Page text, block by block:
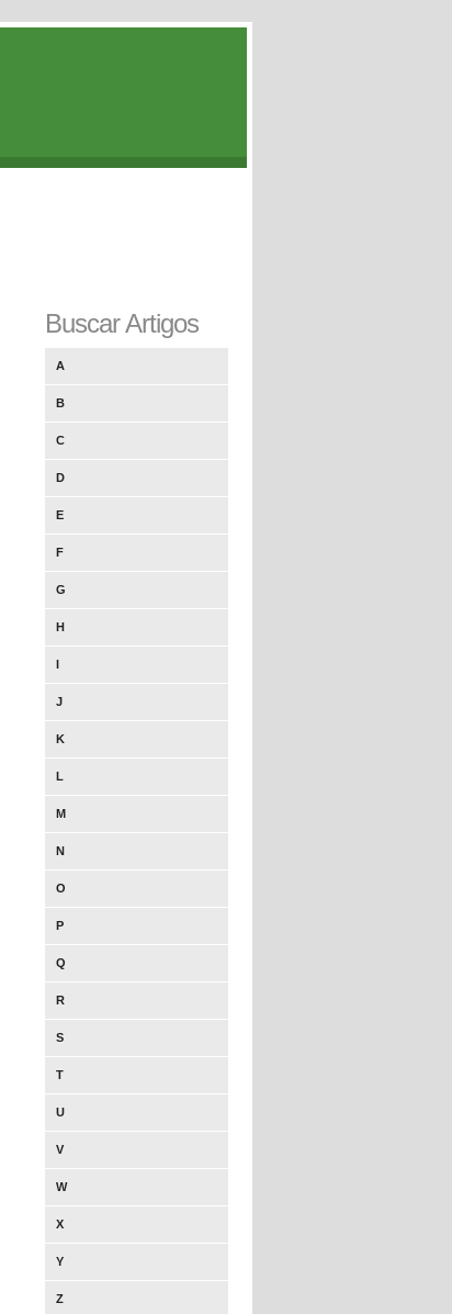
Buscar Artigos
A
B
C
D
E
F
G
H
I
J
K
L
M
N
O
P
Q
R
S
T
U
V
W
X
Y
Z